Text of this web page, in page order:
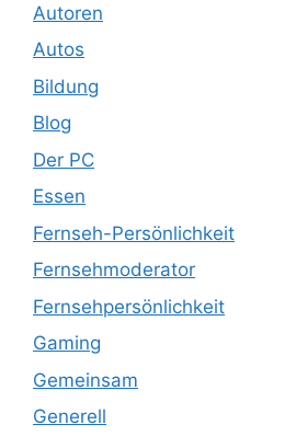
Autoren
Autos
Bildung
Blog
Der PC
Essen
Fernseh-Persönlichkeit
Fernsehmoderator
Fernsehpersönlichkeit
Gaming
Gemeinsam
Generell